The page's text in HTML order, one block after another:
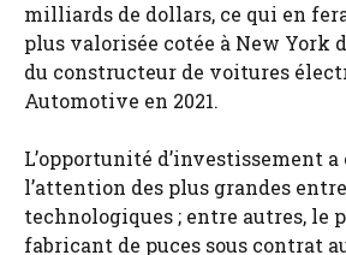
milliards de dollars, ce qui en
plus valorisée cotée à New York
du constructeur de voitures
Automotive en 2021.
L’opportunité d’investissement
l’attention des plus grandes
technologiques ; entre autres, le
fabricant de puces sous contrat